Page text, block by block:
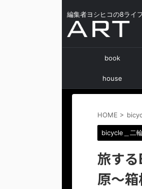
編集者ヨシヒコの8ライ
book
house
HOME >
bicycle＿二
旅す
原〜箱